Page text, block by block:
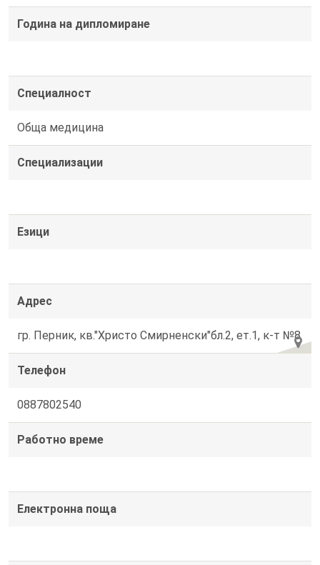
Година на дипломиране
Специалност
Обща медицина
Специализации
Езици
Адрес
гр. Перник, кв."Христо Смирненски"бл.2, ет.1, к-т №8
Телефон
0887802540
Работно време
Електронна поща